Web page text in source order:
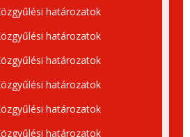
határozatok
határozatok
határozatok
határozatok
határozatok
határozatok